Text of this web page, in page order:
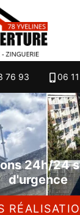
76 93 06
24h/24
d'urgence